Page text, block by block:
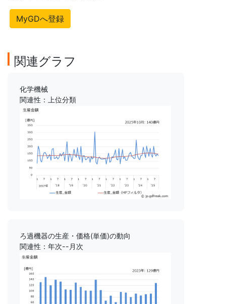
MyGDへ登録
関連グラフ
化学機械
関連性：上位分類
ろ過機器の生産・価格(単価)の動向
関連性：年次--月次